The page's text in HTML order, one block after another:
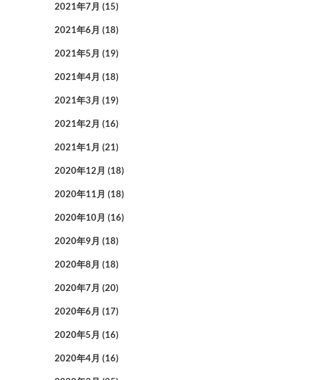
2021年7月 (15)
2021年6月 (18)
2021年5月 (19)
2021年4月 (18)
2021年3月 (19)
2021年2月 (16)
2021年1月 (21)
2020年12月 (18)
2020年11月 (18)
2020年10月 (16)
2020年9月 (18)
2020年8月 (18)
2020年7月 (20)
2020年6月 (17)
2020年5月 (16)
2020年4月 (16)